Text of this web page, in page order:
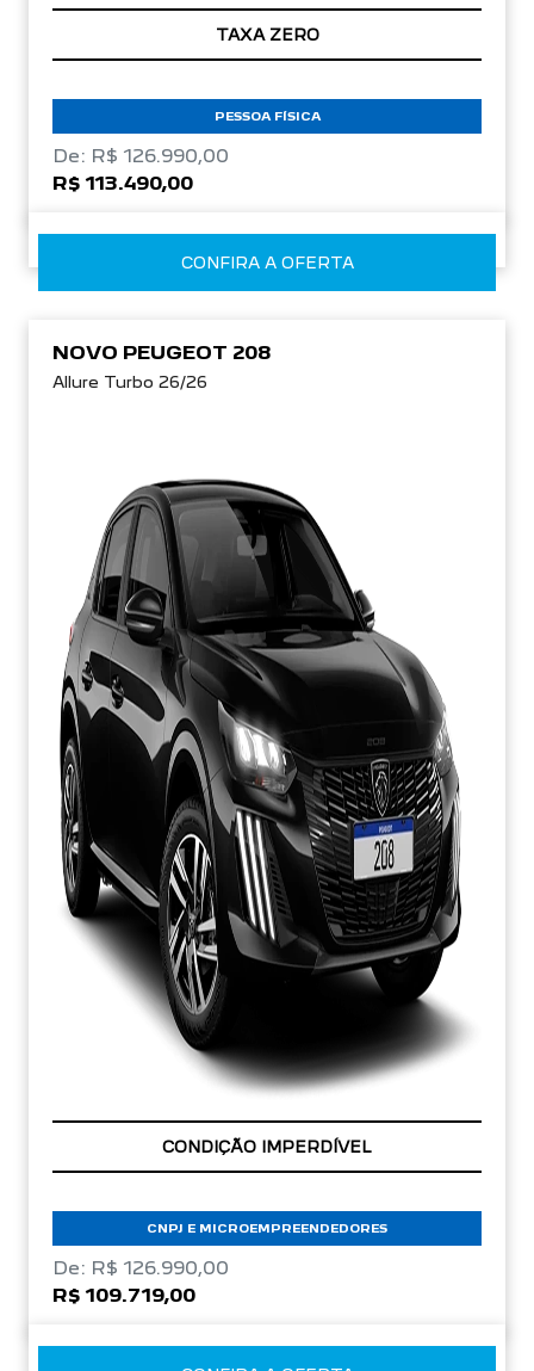
TAXA ZERO
PESSOA FÍSICA
De: R$ 126.990,00
R$ 113.490,00
CONFIRA A OFERTA
NOVO PEUGEOT 208
Allure Turbo 26/26
APROVEITE!
CNPJ E MICROEMPREENDEDORES
De: R$ 126.990,00
R$ 109.719,00